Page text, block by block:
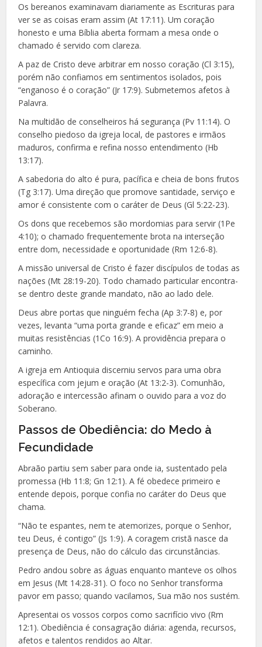
Os bereanos examinavam diariamente as Escrituras para
ver se as coisas eram assim (At 17:11). Um coração
honesto e uma Bíblia aberta formam a mesa onde o
chamado é servido com clareza.
A paz de Cristo deve arbitrar em nosso coração (Cl 3:15),
porém não confiamos em sentimentos isolados, pois
“enganoso é o coração” (Jr 17:9). Submetemos afetos à
Palavra.
Na multidão de conselheiros há segurança (Pv 11:14). O
conselho piedoso da igreja local, de pastores e irmãos
maduros, confirma e refina nosso entendimento (Hb
13:17).
A sabedoria do alto é pura, pacífica e cheia de bons frutos
(Tg 3:17). Uma direção que promove santidade, serviço e
amor é consistente com o caráter de Deus (Gl 5:22-23).
Os dons que recebemos são mordomias para servir (1Pe
4:10); o chamado frequentemente brota na interseção
entre dom, necessidade e oportunidade (Rm 12:6-8).
A missão universal de Cristo é fazer discípulos de todas as
nações (Mt 28:19-20). Todo chamado particular encontra-
se dentro deste grande mandato, não ao lado dele.
Deus abre portas que ninguém fecha (Ap 3:7-8) e, por
vezes, levanta “uma porta grande e eficaz” em meio a
muitas resistências (1Co 16:9). A providência prepara o
caminho.
A igreja em Antioquia discerniu servos para uma obra
específica com jejum e oração (At 13:2-3). Comunhão,
adoração e intercessão afinam o ouvido para a voz do
Soberano.
Passos de Obediência: do Medo à
Fecundidade
Abraão partiu sem saber para onde ia, sustentado pela
promessa (Hb 11:8; Gn 12:1). A fé obedece primeiro e
entende depois, porque confia no caráter do Deus que
chama.
“Não te espantes, nem te atemorizes, porque o Senhor,
teu Deus, é contigo” (Js 1:9). A coragem cristã nasce da
presença de Deus, não do cálculo das circunstâncias.
Pedro andou sobre as águas enquanto manteve os olhos
em Jesus (Mt 14:28-31). O foco no Senhor transforma
pavor em passo; quando vacilamos, Sua mão nos sustém.
Apresentai os vossos corpos como sacrifício vivo (Rm
12:1). Obediência é consagração diária: agenda, recursos,
afetos e talentos rendidos ao Altar.